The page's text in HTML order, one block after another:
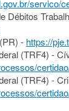
servico/
Débitos
- https://
(TRF4) -
(TRF4) -